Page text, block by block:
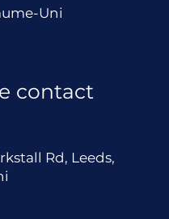
Uni
contact
Rd, Leeds,